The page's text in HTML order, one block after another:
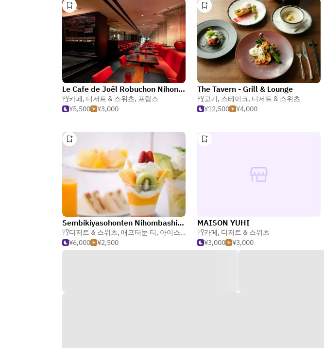
Le Cafe de Joël Robuchon Nihonbashi
카페, 디저트 & 스위츠, 프랑스
¥5,500
¥3,000
The Tavern - Grill & Lounge
고기, 스테이크, 디저트 & 스위츠
¥12,500
¥4,000
Sembikiyasohonten Nihombashihonten Fruits Parlour & Restaurant
디저트 & 스위츠, 애프터눈 티, 아이스크림
¥6,000
¥2,500
MAISON YUHI
카페, 디저트 & 스위츠
¥3,000
¥3,000